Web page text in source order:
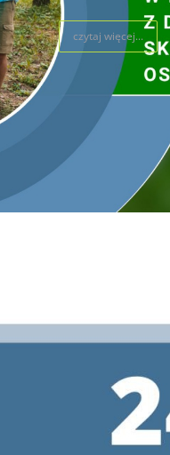
czytaj więcej...
programu "Czyste
!
!
NABORU